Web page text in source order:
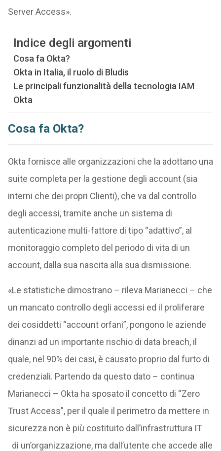
Server Access».
Indice degli argomenti
Cosa fa Okta?
Okta in Italia, il ruolo di Bludis
Le principali funzionalità della tecnologia IAM
Okta
Cosa fa Okta?
Okta fornisce alle organizzazioni che la adottano una
suite completa per la gestione degli account (sia
interni che dei propri Clienti), che va dal controllo
degli accessi, tramite anche un sistema di
autenticazione multi-fattore di tipo “adattivo”, al
monitoraggio completo del periodo di vita di un
account, dalla sua nascita alla sua dismissione.
«Le statistiche dimostrano – rileva Marianecci – che
un mancato controllo degli accessi ed il proliferare
dei cosiddetti “account orfani”, pongono le aziende
dinanzi ad un importante rischio di data breach, il
quale, nel 90% dei casi, è causato proprio dal furto di
credenziali. Partendo da questo dato – continua
Marianecci – Okta ha sposato il concetto di “Zero
Trust Access”, per il quale il perimetro da mettere in
sicurezza non è più costituito dall’infrastruttura IT
di un’organizzazione, ma dall’utente che accede alle